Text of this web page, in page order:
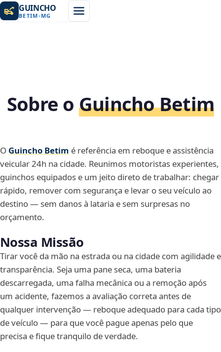
GUINCHO
BETIM-MG
Sobre o Guincho Betim
O Guincho Betim é referência em reboque e assistência
veicular 24h na cidade. Reunimos motoristas experientes,
guinchos equipados e um jeito direto de trabalhar: chegar
rápido, remover com segurança e levar o seu veículo ao
destino — sem danos à lataria e sem surpresas no
orçamento.
Nossa Missão
Tirar você da mão na estrada ou na cidade com agilidade e
transparência. Seja uma pane seca, uma bateria
descarregada, uma falha mecânica ou a remoção após
um acidente, fazemos a avaliação correta antes de
qualquer intervenção — reboque adequado para cada tipo
de veículo — para que você pague apenas pelo que
precisa e fique tranquilo de verdade.